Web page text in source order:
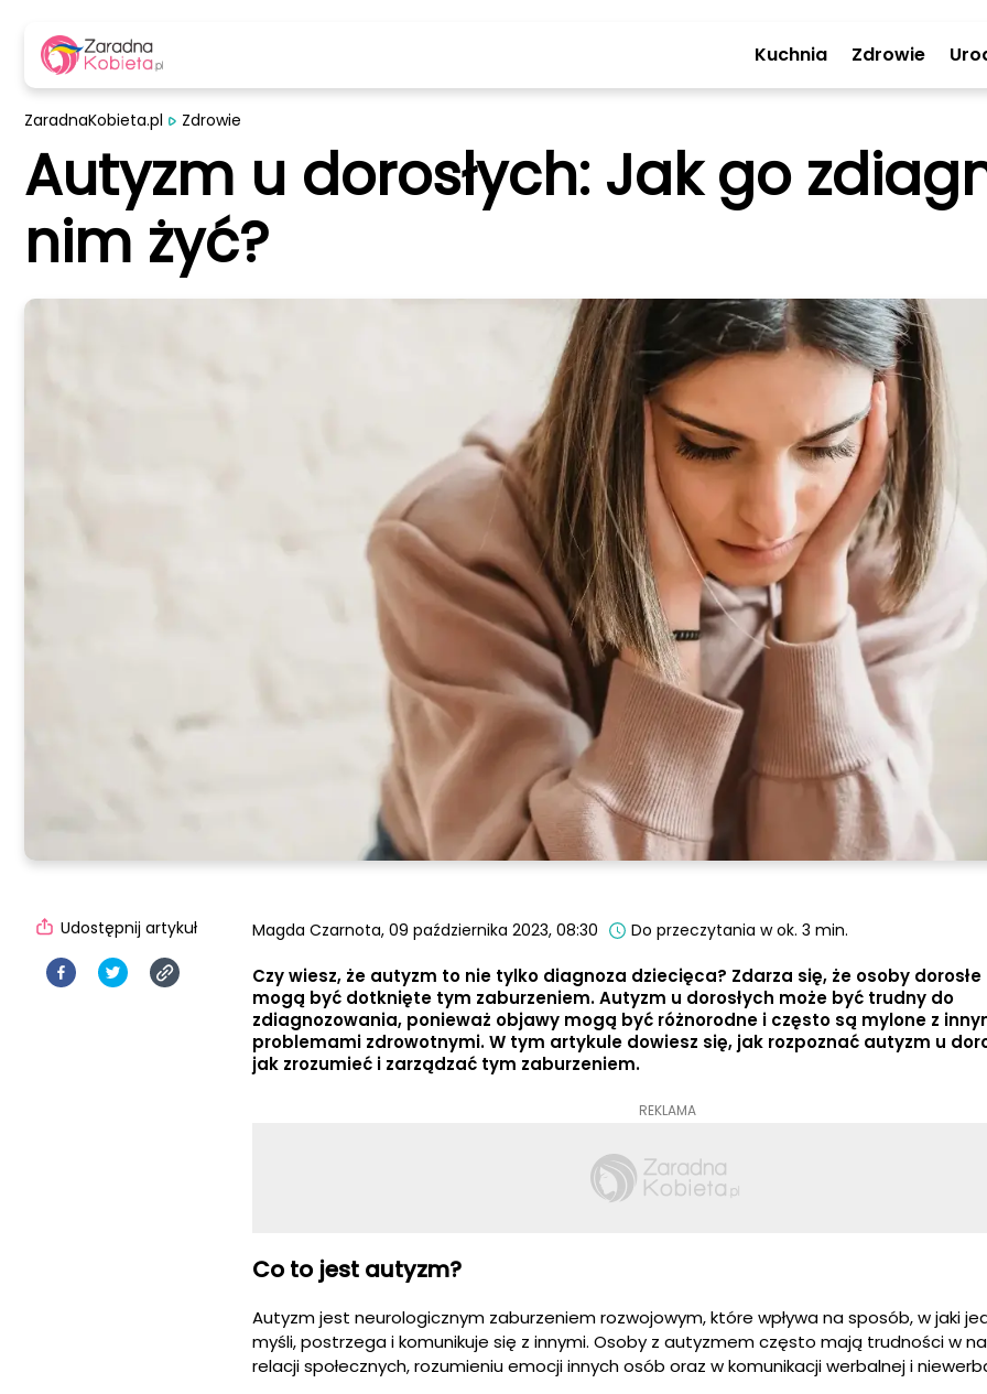
Kuchnia Zdrowie
ZaradnaKobieta.pl Zdrowie
Autyzm u dorosłych: Jak go
nim żyć?
Magda Czarnota, 09 października 2023, 08:30 Do przeczytania w ok. 3 min.
Czy wiesz, że autyzm to nie tylko diagnoza dziecięca? Zdarza się, że osoby dorosłe
mogą być dotknięte tym zaburzeniem. Autyzm u dorosłych może być trudny do
zdiagnozowania, ponieważ objawy mogą być różnorodne i często są mylone z
problemami zdrowotnymi. W tym artykule dowiesz się, jak rozpoznać autyzm u
jak zrozumieć i zarządzać tym zaburzeniem.
REKLAMA
Co to jest autyzm?
Autyzm jest neurologicznym zaburzeniem rozwojowym, które wpływa na sposób, w jaki
myśli, postrzega i komunikuje się z innymi. Osoby z autyzmem często mają trudności w
relacji społecznych, rozumieniu emocji innych osób oraz w komunikacji werbalnej i
Udostępnij artykuł